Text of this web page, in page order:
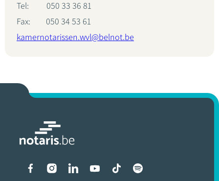
Tel: 050 33 36 81
Fax: 050 34 53 61
kamernotarissen.wvl@belnot.be
Liens vers les réseaux